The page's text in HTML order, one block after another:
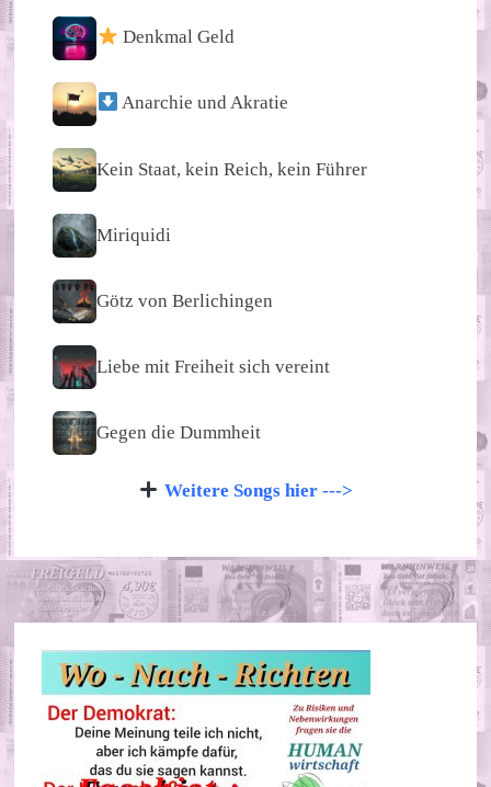
Denkmal Geld
Anarchie und Akratie
Kein Staat, kein Reich, kein Führer
Miriquidi
Götz von Berlichingen
Liebe mit Freiheit sich vereint
Gegen die Dummheit
Weitere Songs hier --->